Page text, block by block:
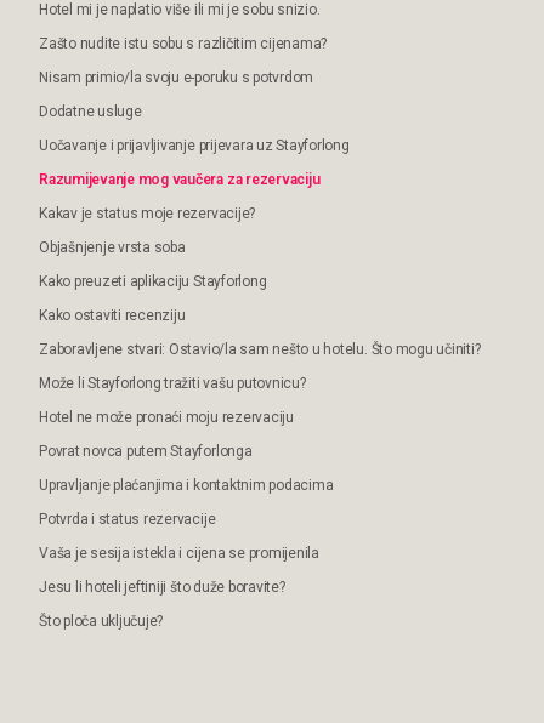
Hotel mi je naplatio više ili mi je sobu snizio.
Zašto nudite istu sobu s različitim cijenama?
Nisam primio/la svoju e-poruku s potvrdom
Dodatne usluge
Uočavanje i prijavljivanje prijevara uz Stayforlong
Razumijevanje mog vaučera za rezervaciju
Kakav je status moje rezervacije?
Objašnjenje vrsta soba
Kako preuzeti aplikaciju Stayforlong
Kako ostaviti recenziju
Zaboravljene stvari: Ostavio/la sam nešto u hotelu. Što mogu učiniti?
Može li Stayforlong tražiti vašu putovnicu?
Hotel ne može pronaći moju rezervaciju
Povrat novca putem Stayforlonga
Upravljanje plaćanjima i kontaktnim podacima
Potvrda i status rezervacije
Vaša je sesija istekla i cijena se promijenila
Jesu li hoteli jeftiniji što duže boravite?
Što ploča uključuje?